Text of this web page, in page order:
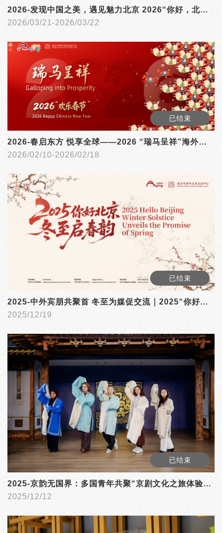
2026-发现中国之美，遇见魅力北京 2026“你好，北京”文化活动成功举办
2026/03/21-2026/03/22
已结束
2026-春启东方 悦享全球——2026 “瑞马呈祥”海外欢乐春节即将启幕 ，共谱文明互鉴新篇章
2026/02/10-2026/02/18
已结束
2025-中外宾朋共聚首 冬至为媒促交流｜2025“你好，北京”冬至启春韵活动成功举办
2025/12/19
已结束
2025-京韵无国界：多国青年共聚“京剧文化之旅体验日”，邂逅东方之美
2025/12/12